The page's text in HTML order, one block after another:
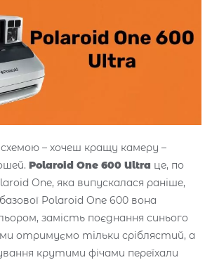
– хочеш кращу камеру –
Polaroid One 600 Ultra це, по
One, яка випускалася раніше,
Polaroid One 600 вона
замість поєднання синього
отримуємо тільки сріблястий, а
крутими фічами переїхали